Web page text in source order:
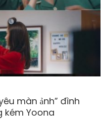
màn ảnh” đình
kém Yoona